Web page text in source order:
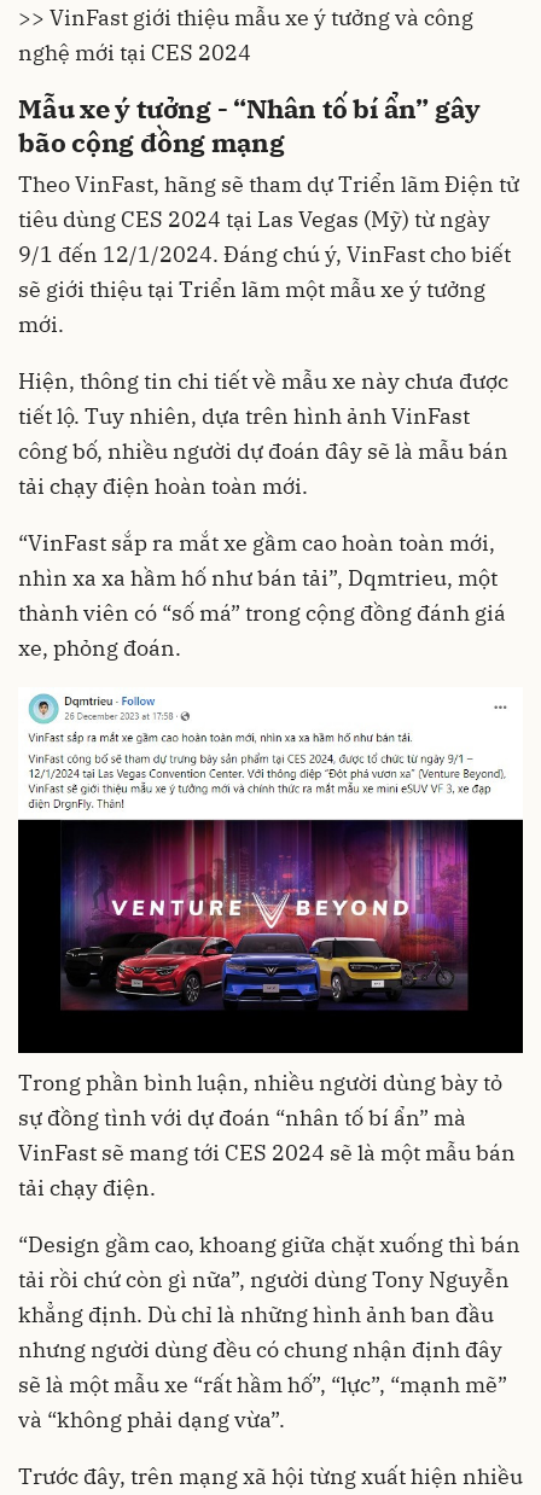
>> VinFast giới thiệu mẫu xe ý tưởng và công
nghệ mới tại CES 2024
Mẫu xe ý tưởng - “Nhân tố bí ẩn” gây
bão cộng đồng mạng
Theo VinFast, hãng sẽ tham dự Triển lãm Điện tử
tiêu dùng CES 2024 tại Las Vegas (Mỹ) từ ngày
9/1 đến 12/1/2024. Đáng chú ý, VinFast cho biết
sẽ giới thiệu tại Triển lãm một mẫu xe ý tưởng
mới.
Hiện, thông tin chi tiết về mẫu xe này chưa được
tiết lộ. Tuy nhiên, dựa trên hình ảnh VinFast
công bố, nhiều người dự đoán đây sẽ là mẫu bán
tải chạy điện hoàn toàn mới.
“VinFast sắp ra mắt xe gầm cao hoàn toàn mới,
nhìn xa xa hầm hố như bán tải”, Dqmtrieu, một
thành viên có “số má” trong cộng đồng đánh giá
xe, phỏng đoán.
Trong phần bình luận, nhiều người dùng bày tỏ
sự đồng tình với dự đoán “nhân tố bí ẩn” mà
VinFast sẽ mang tới CES 2024 sẽ là một mẫu bán
tải chạy điện.
“Design gầm cao, khoang giữa chặt xuống thì bán
tải rồi chứ còn gì nữa”, người dùng Tony Nguyễn
khẳng định. Dù chỉ là những hình ảnh ban đầu
nhưng người dùng đều có chung nhận định đây
sẽ là một mẫu xe “rất hầm hố”, “lực”, “mạnh mẽ”
và “không phải dạng vừa”.
Trước đây, trên mạng xã hội từng xuất hiện nhiều